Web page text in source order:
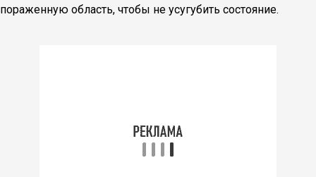
пораженную область, чтобы не усугубить состояние.